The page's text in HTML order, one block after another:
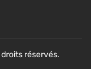
réservés.